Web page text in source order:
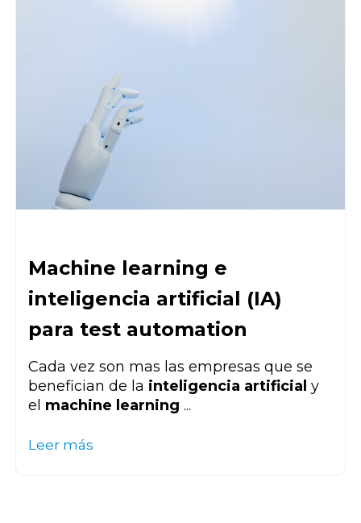
Machine learning e
inteligencia artificial (IA)
para test automation
Cada vez son mas las empresas que se
benefician de la inteligencia artificial y
el machine learning ...
Leer más